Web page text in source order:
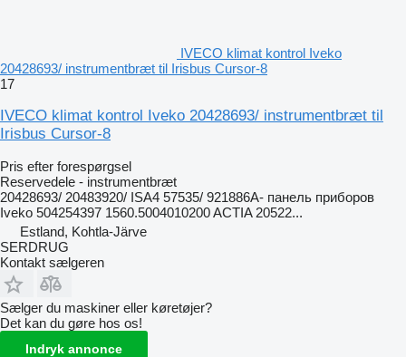
IVECO klimat kontrol Iveko
20428693/ instrumentbræt til Irisbus Cursor-8
17
IVECO klimat kontrol Iveko 20428693/ instrumentbræt til
Irisbus Cursor-8
Pris efter forespørgsel
Reservedele - instrumentbræt
20428693/ 20483920/ ISA4 57535/ 921886A- панель приборов
Iveko 504254397 1560.5004010200 ACTIA 20522...
Estland, Kohtla-Järve
SERDRUG
Kontakt sælgeren
Sælger du maskiner eller køretøjer?
Det kan du gøre hos os!
Indryk annonce